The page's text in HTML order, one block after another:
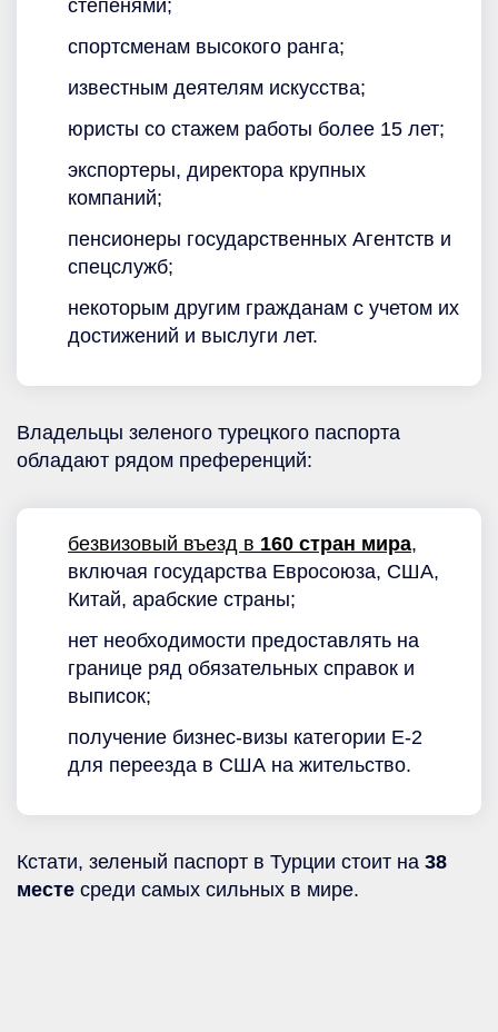
степенями;
спортсменам высокого ранга;
известным деятелям искусства;
юристы со стажем работы более 15 лет;
экспортеры, директора крупных
компаний;
пенсионеры государственных Агентств и
спецслужб;
некоторым другим гражданам с учетом их
достижений и выслуги лет.
Владельцы зеленого турецкого паспорта
обладают рядом преференций:
безвизовый въезд в 160 стран мира,
включая государства Евросоюза, США,
Китай, арабские страны;
нет необходимости предоставлять на
границе ряд обязательных справок и
выписок;
получение бизнес-визы категории Е-2
для переезда в США на жительство.
Кстати, зеленый паспорт в Турции стоит на 38
месте среди самых сильных в мире.